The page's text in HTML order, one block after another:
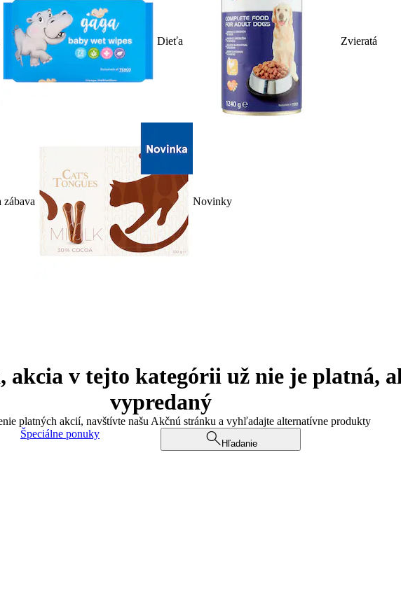
Dieťa Zvieratá
Novinky
akcia v tejto kategórii už nie je platná,
vypredaný
platných akcií, navštívte našu Akčnú stránku a vyhľadajte alternatívne produkty
Špeciálne ponuky
Hľadanie